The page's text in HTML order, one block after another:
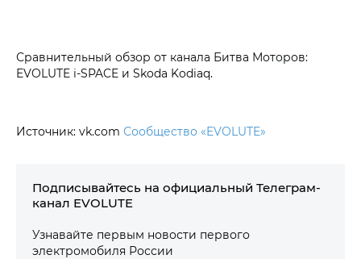
Сравнительный обзор от канала Битва Моторов:
EVOLUTE i-SPACE и Skoda Kodiaq.
Источник: vk.com Сообщество «EVOLUTE»
Подписывайтесь на официальный Телеграм-
канал EVOLUTE
Узнавайте первым новости первого
электромобиля России